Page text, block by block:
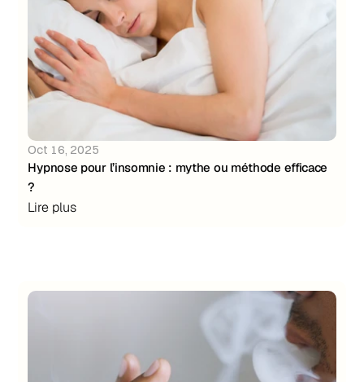
Oct 16, 2025
Hypnose pour l’insomnie : mythe ou méthode efficace
?
Lire plus